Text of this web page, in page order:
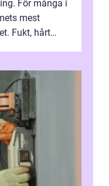
För många i
mest
Fukt, hårt